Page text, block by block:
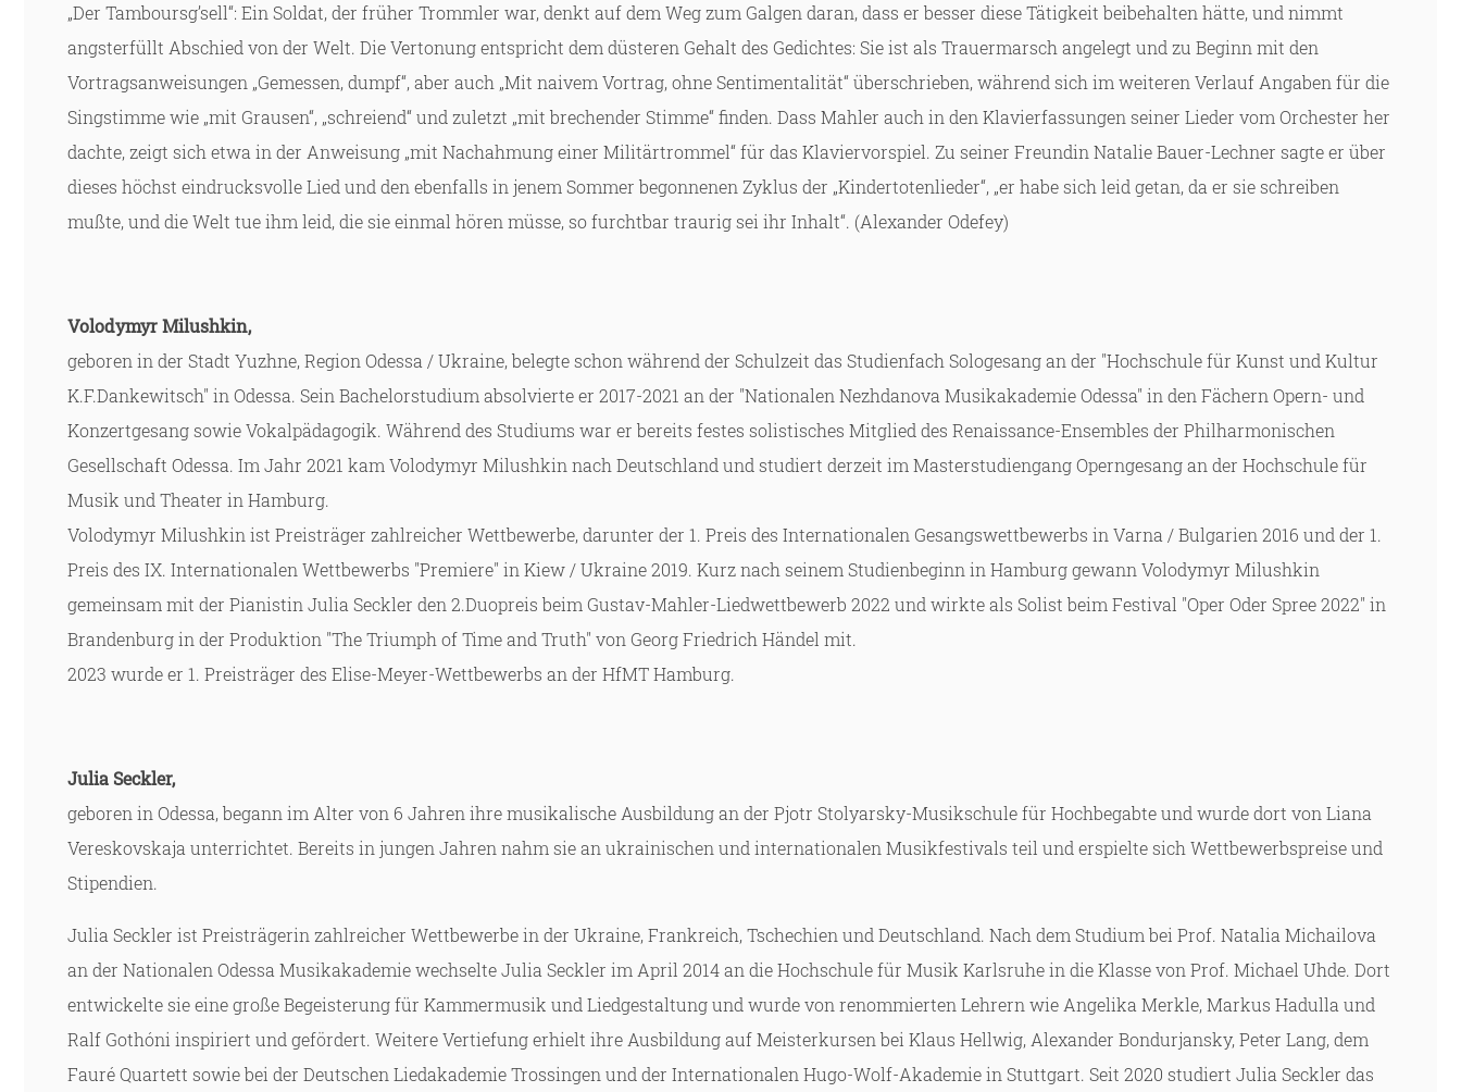
„Der Tamboursg’sell“: Ein Soldat, der früher Trommler war, denkt auf dem Weg zum Galgen daran, dass er besser diese Tätigkeit beibehalten hätte, und nimmt
angsterfüllt Abschied von der Welt. Die Vertonung entspricht dem düsteren Gehalt des Gedichtes: Sie ist als Trauermarsch angelegt und zu Beginn mit den
Vortragsanweisungen „Gemessen, dumpf“, aber auch „Mit naivem Vortrag, ohne Sentimentalität“ überschrieben, während sich im weiteren Verlauf Angaben für die
Singstimme wie „mit Grausen“, „schreiend“ und zuletzt „mit brechender Stimme“ finden. Dass Mahler auch in den Klavierfassungen seiner Lieder vom Orchester her
dachte, zeigt sich etwa in der Anweisung „mit Nachahmung einer Militärtrommel“ für das Klaviervorspiel. Zu seiner Freundin Natalie Bauer-Lechner sagte er über
dieses höchst eindrucksvolle Lied und den ebenfalls in jenem Sommer begonnenen Zyklus der „Kindertotenlieder“, „er habe sich leid getan, da er sie schreiben
mußte, und die Welt tue ihm leid, die sie einmal hören müsse, so furchtbar traurig sei ihr Inhalt“. (Alexander Odefey)
Volodymyr Milushkin,
geboren in der Stadt Yuzhne, Region Odessa / Ukraine, belegte schon während der Schulzeit das Studienfach Sologesang an der "Hochschule für Kunst und Kultur
K.F.Dankewitsch" in Odessa. Sein Bachelorstudium absolvierte er 2017-2021 an der "Nationalen Nezhdanova Musikakademie Odessa" in den Fächern Opern- und
Konzertgesang sowie Vokalpädagogik. Während des Studiums war er bereits festes solistisches Mitglied des Renaissance-Ensembles der Philharmonischen
Gesellschaft Odessa. Im Jahr 2021 kam Volodymyr Milushkin nach Deutschland und studiert derzeit im Masterstudiengang Operngesang an der Hochschule für
Musik und Theater in Hamburg.
Volodymyr Milushkin ist Preisträger zahlreicher Wettbewerbe, darunter der 1. Preis des Internationalen Gesangswettbewerbs in Varna / Bulgarien 2016 und der 1.
Preis des IX. Internationalen Wettbewerbs "Premiere" in Kiew / Ukraine 2019. Kurz nach seinem Studienbeginn in Hamburg gewann Volodymyr Milushkin
gemeinsam mit der Pianistin Julia Seckler den 2.Duopreis beim Gustav-Mahler-Liedwettbewerb 2022 und wirkte als Solist beim Festival "Oper Oder Spree 2022" in
Brandenburg in der Produktion "The Triumph of Time and Truth" von Georg Friedrich Händel mit.
2023 wurde er 1. Preisträger des Elise-Meyer-Wettbewerbs an der HfMT Hamburg.
Julia Seckler,
geboren in Odessa, begann im Alter von 6 Jahren ihre musikalische Ausbildung an der Pjotr Stolyarsky-Musikschule für Hochbegabte und wurde dort von Liana
Vereskovskaja unterrichtet. Bereits in jungen Jahren nahm sie an ukrainischen und internationalen Musikfestivals teil und erspielte sich Wettbewerbspreise und
Stipendien.
Julia Seckler ist Preisträgerin zahlreicher Wettbewerbe in der Ukraine, Frankreich, Tschechien und Deutschland. Nach dem Studium bei Prof. Natalia Michailova
an der Nationalen Odessa Musikakademie wechselte Julia Seckler im April 2014 an die Hochschule für Musik Karlsruhe in die Klasse von Prof. Michael Uhde. Dort
entwickelte sie eine große Begeisterung für Kammermusik und Liedgestaltung und wurde von renommierten Lehrern wie Angelika Merkle, Markus Hadulla und
Ralf Gothóni inspiriert und gefördert. Weitere Vertiefung erhielt ihre Ausbildung auf Meisterkursen bei Klaus Hellwig, Alexander Bondurjansky, Peter Lang, dem
Fauré Quartett sowie bei der Deutschen Liedakademie Trossingen und der Internationalen Hugo-Wolf-Akademie in Stuttgart. Seit 2020 studiert Julia Seckler das